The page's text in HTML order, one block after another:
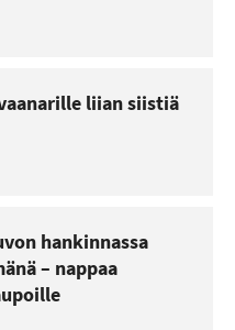
liian siistiä
hankinnassa
– nappaa